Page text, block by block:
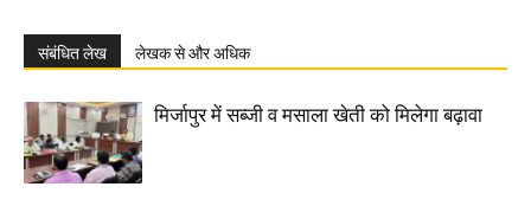
संबंधित लेख लेखक से और अधिक
मिर्जापुर में सब्जी व मसाला खेती को मिलेगा बढ़ावा